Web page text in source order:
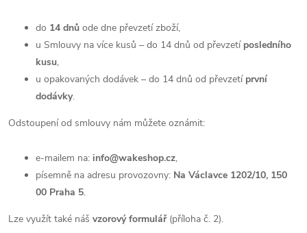
do 14 dnů ode dne převzetí zboží,
u Smlouvy na více kusů – do 14 dnů od převzetí posledního
kusu,
u opakovaných dodávek – do 14 dnů od převzetí první
dodávky.
Odstoupení od smlouvy nám můžete oznámit:
e-mailem na: info@wakeshop.cz,
písemně na adresu provozovny: Na Václavce 1202/10, 150
00 Praha 5.
Lze využít také náš vzorový formulář(příloha č. 2).